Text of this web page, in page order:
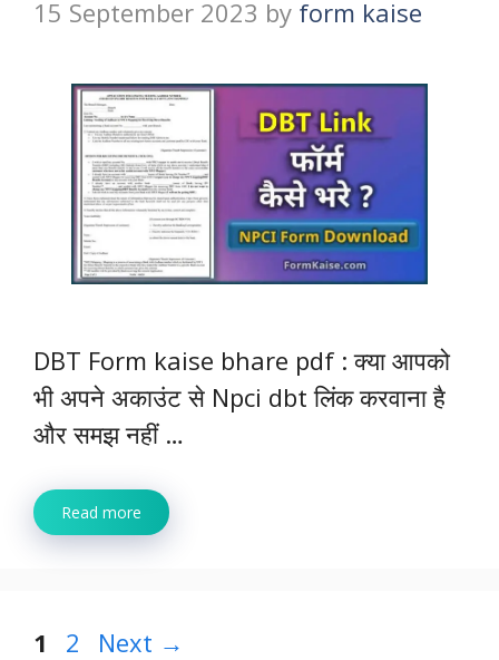
15 September 2023 by form kaise
DBT Form kaise bhare pdf : क्या आपको
भी अपने अकाउंट से Npci dbt लिंक करवाना है
और समझ नहीं …
Read more
Page
1 Page
2 Next →